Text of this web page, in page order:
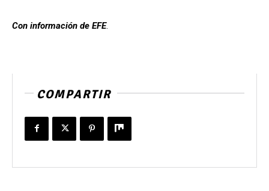
Con información de EFE.
COMPARTIR